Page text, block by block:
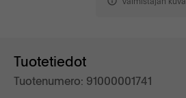
Tuotetiedot
Tuotenumero: 91000001741